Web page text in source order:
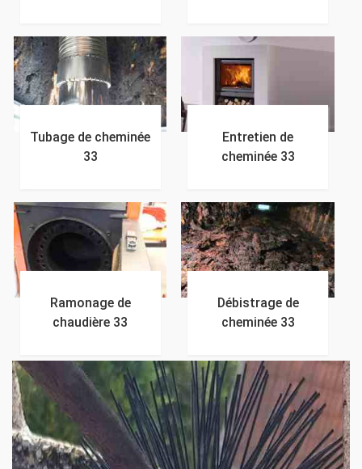
Tubage de cheminée
33
Entretien de
cheminée 33
Ramonage de
chaudière 33
Débistrage de
cheminée 33